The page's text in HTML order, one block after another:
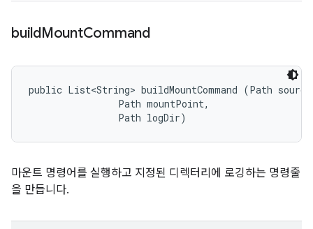
buildMountCommand
public List<String> buildMountCommand (Path
                Path mountPoint,
                Path logDir)
마운트 명령어를 실행하고 지정된 디렉터리에 로깅하는 명령줄
을 만듭니다.